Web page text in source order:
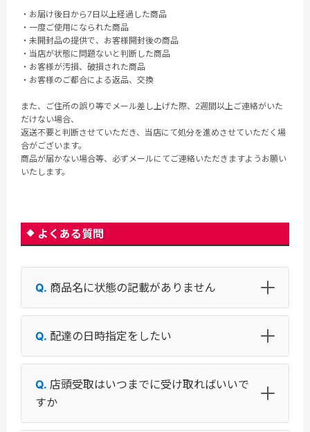
・お届け後日から7日以上経過した商品
・一度ご使用になられた商品
・未開封品の提供で、お客様開封後の商品
・当店が状態に問題ないと判断した商品
・お客様が汚損、破損された商品
・お客様のご都合による返品、交換
また、ご住所の誤り等でメール差し上げた際、2週間以上ご連絡がいた
だけない場合、
返送不要と判断させていただき、当店にて処分を進めさせていただく場
合がございます。
商品が届かない場合等、必ずメールにてご連絡いただきますようお願い
いたします。
よくある質問
商品名に状態の記載がありません
配達の日時指定をしたい
店頭受取はいつまでに受け取ればいいで
すか